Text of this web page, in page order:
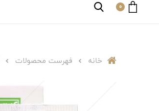
0
خانه فهرست محصولات